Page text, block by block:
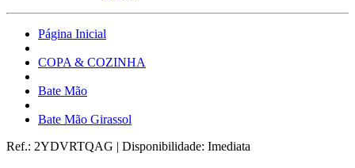
Página Inicial
COPA & COZINHA
Bate Mão
Bate Mão Girassol
Ref.: 2YDVRTQAG | Disponibilidade: Imediata